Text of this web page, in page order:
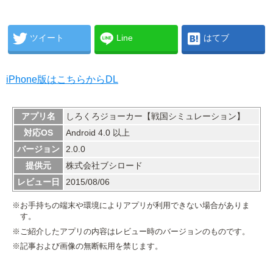
ツイート Line はてブ
iPhone版はこちらからDL
アプリ名
しろくろジョーカー【戦国シミュレーション】
対応OS
Android 4.0 以上
バージョン
2.0.0
提供元
株式会社ブシロード
レビュー日
2015/08/06
※お手持ちの端末や環境によりアプリが利用できない場合がありま
す。
※ご紹介したアプリの内容はレビュー時のバージョンのものです。
※記事および画像の無断転用を禁じます。